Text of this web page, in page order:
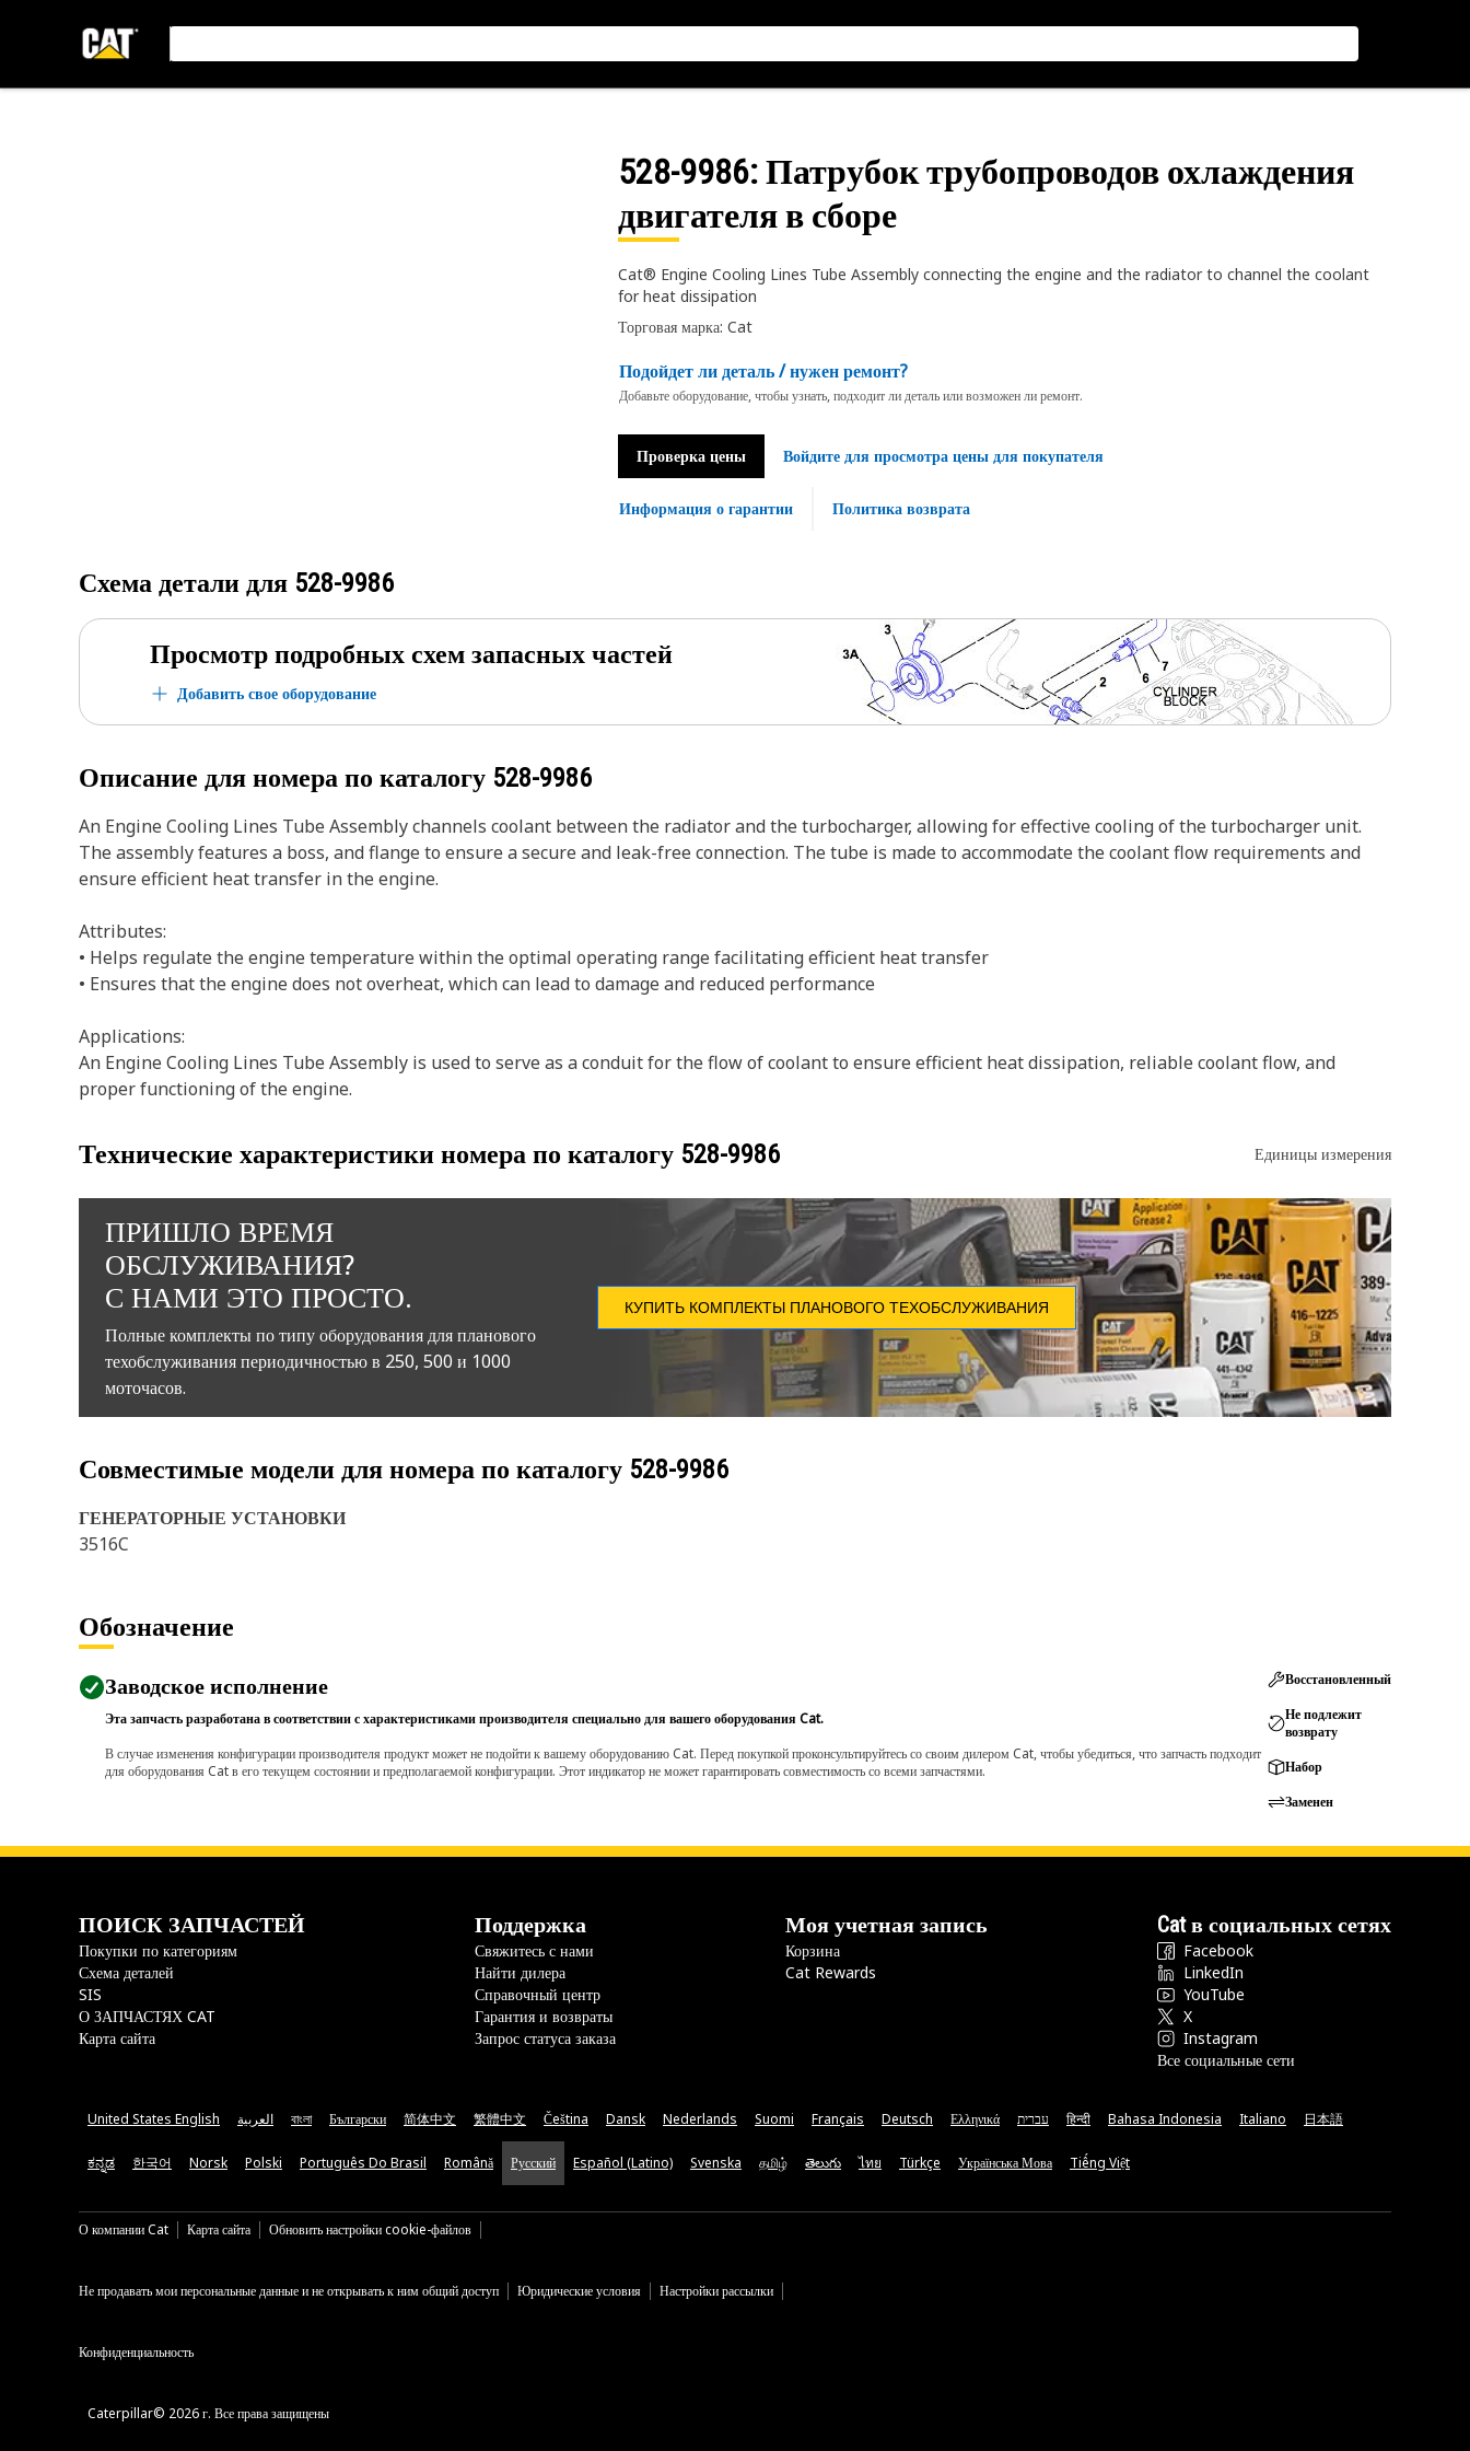
528-9986: Патрубок трубопроводов охлаждения
двигателя в сборе
Cat® Engine Cooling Lines Tube Assembly connecting the engine and the radiator to channel the coolant
for heat dissipation
Торговая марка: Cat
Подойдет ли деталь / нужен ремонт?
Добавьте оборудование, чтобы узнать, подходит ли деталь или возможен ли ремонт.
Проверка цены Войдите для просмотра цены для покупателя
Информация о гарантии Политика возврата
Схема детали для 528-9986
Просмотр подробных схем запасных частей
Добавить свое оборудование
Описание для номера по каталогу 528-9986
An Engine Cooling Lines Tube Assembly channels coolant between the radiator and the turbocharger, allowing for effective cooling of the turbocharger unit.
The assembly features a boss, and flange to ensure a secure and leak-free connection. The tube is made to accommodate the coolant flow requirements and
ensure efficient heat transfer in the engine.
Attributes:
• Helps regulate the engine temperature within the optimal operating range facilitating efficient heat transfer
• Ensures that the engine does not overheat, which can lead to damage and reduced performance
Applications:
An Engine Cooling Lines Tube Assembly is used to serve as a conduit for the flow of coolant to ensure efficient heat dissipation, reliable coolant flow, and
proper functioning of the engine.
Технические характеристики номера по каталогу 528-9986 Единицы измерения
ПРИШЛО ВРЕМЯ
ОБСЛУЖИВАНИЯ?
С НАМИ ЭТО ПРОСТО.
Полные комплекты по типу оборудования для планового
техобслуживания периодичностью в 250, 500 и 1000
моточасов.
КУПИТЬ КОМПЛЕКТЫ ПЛАНОВОГО ТЕХОБСЛУЖИВАНИЯ
Совместимые модели для номера по каталогу 528-9986
ГЕНЕРАТОРНЫЕ УСТАНОВКИ
3516C
Обозначение
Заводское исполнение
Эта запчасть разработана в соответствии с характеристиками производителя специально для вашего оборудования Cat.
В случае изменения конфигурации производителя продукт может не подойти к вашему оборудованию Cat. Перед покупкой проконсультируйтесь со своим дилером Cat, чтобы убедиться, что запчасть подходит
для оборудования Cat в его текущем состоянии и предполагаемой конфигурации. Этот индикатор не может гарантировать совместимость со всеми запчастями.
Восстановленный
Не подлежит
возврату
Набор
Заменен
ПОИСК ЗАПЧАСТЕЙ
Покупки по категориям
Схема деталей
SIS
О ЗАПЧАСТЯХ CAT
Карта сайта
Поддержка
Свяжитесь с нами
Найти дилера
Справочный центр
Гарантия и возвраты
Запрос статуса заказа
Моя учетная запись
Корзина
Cat Rewards
Cat в социальных сетях
Facebook
LinkedIn
YouTube
X
Instagram
Все социальные сети
United States English العربية বাংলা Български 简体中文 繁體中文 Čeština Dansk Nederlands Suomi Français Deutsch Ελληνικά עברית हिन्दी Bahasa Indonesia Italiano 日本語
ಕನ್ನಡ 한국어 Norsk Polski Português Do Brasil Română Русский Español (Latino) Svenska தமிழ் తెలుగు ไทย Türkçe Українська Мова Tiếng Việt
О компании Cat Карта сайта Обновить настройки cookie-файлов
Не продавать мои персональные данные и не открывать к ним общий доступ Юридические условия Настройки рассылки
Конфиденциальность
Caterpillar© 2026 г. Все права защищены